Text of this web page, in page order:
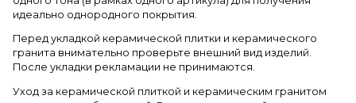
идеально однородного покрытия.
Перед укладкой керамической плитки и керамического
гранита внимательно проверьте внешний вид изделий.
После укладки рекламации не принимаются.
Уход за керамической плиткой и керамическим гранитом